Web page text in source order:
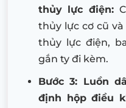
thủy lực điện:
thủy lực cơ cũ
thủy lực điện,
gắn ty đi kèm.
Bước 3: Luồn
định hộp điều